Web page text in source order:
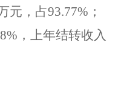
元，占93.77%；
，上年结转收入